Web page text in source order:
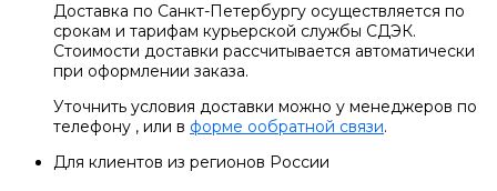
Доставка по Санкт-Петербургу осуществляется по
срокам и тарифам курьерской службы СДЭК.
Стоимости доставки рассчитывается автоматически
при оформлении заказа.
Уточнить условия доставки можно у менеджеров по
телефону , или в форме ообратной связи.
Для клиентов из регионов России